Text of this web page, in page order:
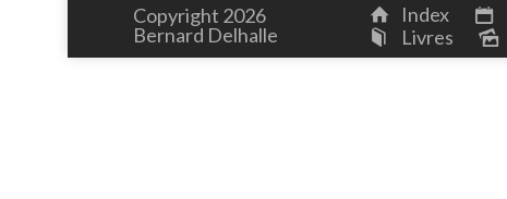
Copyright 2026
Bernard Delhalle
Index
Livres